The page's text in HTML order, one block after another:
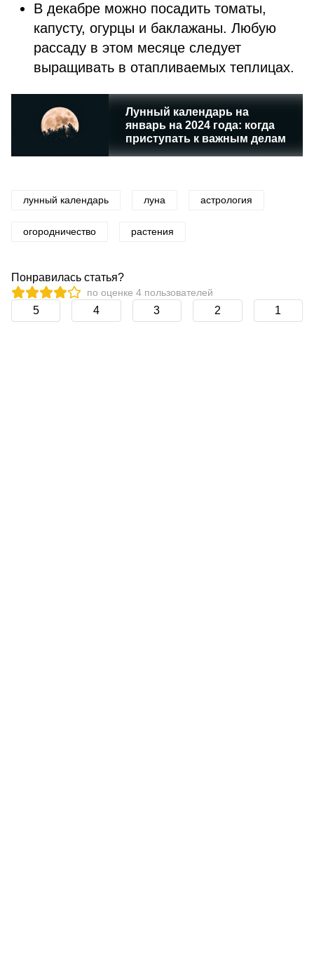
В декабре можно посадить томаты,
капусту, огурцы и баклажаны. Любую
рассаду в этом месяце следует
выращивать в отапливаемых теплицах.
Лунный календарь на
январь на 2024 года: когда
приступать к важным делам
лунный календарь луна астрология
огородничество растения
Понравилась статья?
по оценке 4 пользователей
5 4 3 2 1